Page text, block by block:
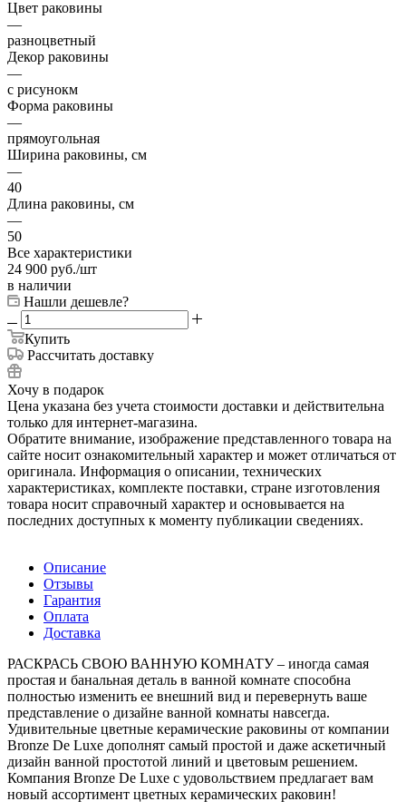
Цвет раковины
—
разноцветный
Декор раковины
—
с рисунокм
Форма раковины
—
прямоугольная
Ширина раковины, см
—
40
Длина раковины, см
—
50
Все характеристики
24 900 руб./шт
в наличии
Нашли дешевле?
Купить
Рассчитать доставку
Хочу в подарок
Цена указана без учета стоимости доставки и действительна
только для интернет-магазина.
Обратите внимание, изображение представленного товара на
сайте носит ознакомительный характер и может отличаться от
оригинала. Информация о описании, технических
характеристиках, комплекте поставки, стране изготовления
товара носит справочный характер и основывается на
последних доступных к моменту публикации сведениях.
Описание
Отзывы
Гарантия
Оплата
Доставка
РАСКРАСЬ СВОЮ ВАННУЮ КОМНАТУ – иногда самая
простая и банальная деталь в ванной комнате способна
полностью изменить ее внешний вид и перевернуть ваше
представление о дизайне ванной комнаты навсегда.
Удивительные цветные керамические раковины от компании
Bronze De Luxe дополнят самый простой и даже аскетичный
дизайн ванной простотой линий и цветовым решением.
Компания Bronze De Luxe с удовольствием предлагает вам
новый ассортимент цветных керамических раковин!